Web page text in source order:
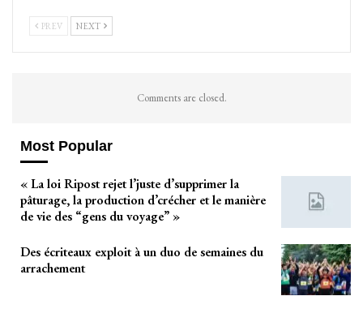
PREV NEXT
Comments are closed.
Most Popular
« La loi Ripost rejet l’juste d’supprimer la
pâturage, la production d’crécher et le manière
de vie des “gens du voyage” »
Des écriteaux exploit à un duo de semaines du
arrachement